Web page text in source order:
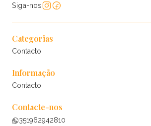
Siga-nos
Categorias
Contacto
Informação
Contacto
Contacte-nos
351962942810